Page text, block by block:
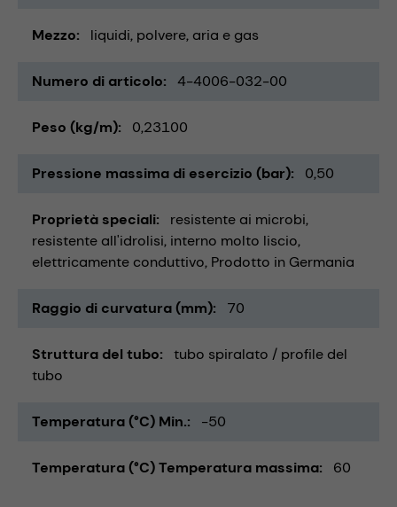
Mezzo liquidi polvere aria e gas
Numero di articolo 4-4006-032-00
Peso (kg/m) 0,23100
Pressione massima di esercizio (bar) 0,50
Proprietà speciali
resistente ai microbi
resistente all'idrolisi interno molto liscio
elettricamente conduttivo Prodotto in Germania
Raggio di curvatura (mm) 70
Struttura del tubo
tubo spiralato / profile del
tubo
Temperatura (°C) Min. -50
Temperatura (°C) Temperatura massima 60